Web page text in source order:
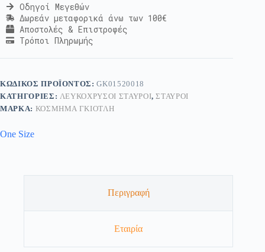
Οδηγοί Μεγεθών
Δωρεάν μεταφορικά άνω των 100€
Αποστολές & Επιστροφές
Τρόποι Πληρωμής
ΚΩΔΙΚΌΣ ΠΡΟΪΌΝΤΟΣ:GK01520018
ΚΑΤΗΓΟΡΊΕΣ: ΛΕΥΚΌΧΡΥΣΟΙ ΣΤΑΥΡΟΊ,ΣΤΑΥΡΟΊ
ΜΆΡΚΑ: ΚΟΣΜΗΜΑ ΓΚΙΟΤΛΗ
One Size
Περιγραφή
Εταιρία